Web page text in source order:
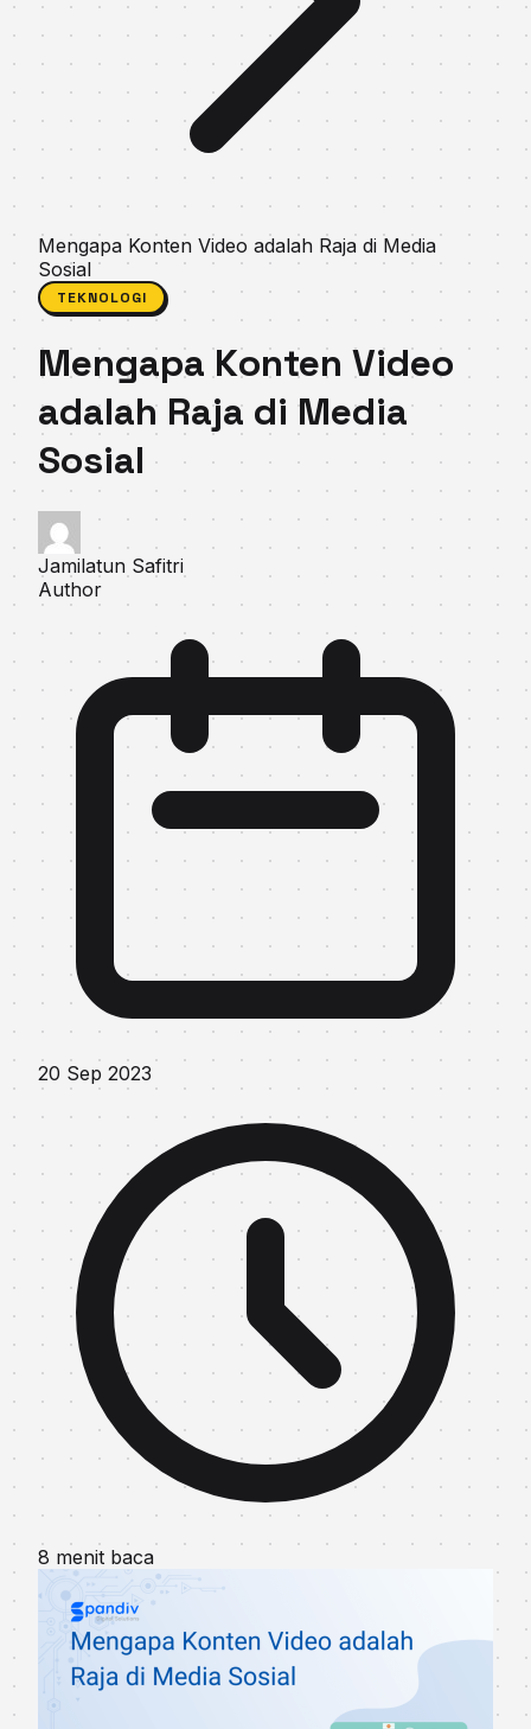
Mengapa Konten Video adalah Raja di Media
Sosial
TEKNOLOGI
Mengapa Konten Video
adalah Raja di Media
Sosial
Jamilatun Safitri
Author
20 Sep 2023
8 menit baca